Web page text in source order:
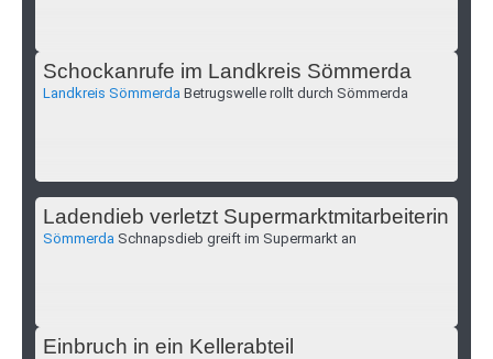
Schockanrufe im Landkreis Sömmerda
Landkreis Sömmerda Betrugswelle rollt durch Sömmerda
Ladendieb verletzt Supermarktmitarbeiterin
Sömmerda Schnapsdieb greift im Supermarkt an
Einbruch in ein Kellerabteil